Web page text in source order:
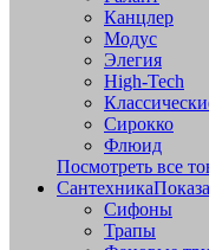
Канцлер
Модус
Элегия
High-Tech
Сирокко
Флюид
Посмотреть все
Сантехника
Сифоны
Трапы